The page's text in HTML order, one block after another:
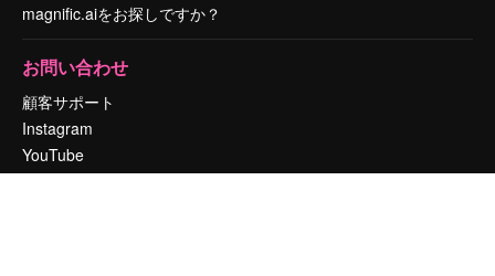
magnific.aiをお探しですか？
お問い合わせ
顧客サポート
Instagram
YouTube
LinkedIn